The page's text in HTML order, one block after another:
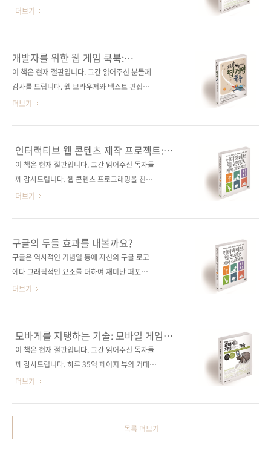
(188*245), 반양장(soft cover)정 가 30,000
원ISBN 978-89-94506-83-8 (93000)키워드
Node.js / HTML5 / CoffeeScript /
Backbone.js / Yahoo! UI분 야 프로..
스 브라우저의 문제 해결과 예쁜 디자인을 위해
우후죽순처럼 만들어지고 있는데, 선택을 도와
줄 가이드가 없는 실정입니다. 이 책은 수많은 자
바스크립트 라이브러리와 jQuery 플러그인들
있는 111가지의 라이브러리를 엄선하여 샘플 소
스와 함께 소개하고 있습니다. UI(사용자 인터페
등 총 5개의 주요 파트로 나눠져 있으며, 각 라이
브러리는 먼저 명료한 설명을 제공해준 후에 라
이브러리의 URL과 필요한 파일 등을 표 형식으
로 보여주고 있습니..
더보기
개발자를 위한 웹 게임 쿡북:
자바스크립트와 HTML5로 만드는 웹
게임의 모든 것
이 책은 현재 절판입니다. 그간 읽어주신 분들께
감사를 드립니다. 웹 브라우저와 텍스트 편집기
를 먼저 띄우세요. 그리고 이 책을 펼쳐서 따라하
세요! 출판사 제이펍 원출판사 Addison-
Wesley Professional 원서명 The Web
Game Developer's Cookbook: Using
Games(원서 ISBN: 9780321898388) 저자명
이반 버차드(Evan Burchard) 역자명 장현희 시
쪽 판형/제본 46배판변형(188*245), 반양장
(soft cover) 정 가 28,00..
더보기
인터랙티브 웹 콘텐츠 제작 프로젝트:
HTML5, CSS3, JavaScript로의 코드
여행
이 책은 현재 절판입니다. 그간 읽어주신 독자들
께 감사드립니다. 웹 콘텐츠 프로그래밍을 친절
하게 안내하는 코드 위주 실전 입문서! 출판사 제
(soft cover)정 가 25,000원ISBN 978-89-
94506-74-6 (93000)키워드 HTML5 / CSS3 /
JavaScript 분야 웹 프로그래밍 / HTML5 /
페 관련 포스트■ 2013/09/04 - [출간전 책소
식] - 구글의 두들 효과를 내볼까요? 관련 동영상
https://github.com/happpylee/book-
code-html5/a..
더보기
구글의 두들 효과를 내볼까요?
구글은 역사적인 기념일 등에 자신의 구글 로고
에다 그래픽적인 요소를 더하여 재미난 퍼포먼
스를 보여주고 있는데, 이를 두들(Doodle)이라
있습니다. 구글 두들 페이지:
http://www.google.com/doodles/finder
오늘 소개해드릴 [인터랙티브 웹 콘텐츠 제작 프
내용을 바탕으로 기획하고 집필되었습니다. 구
글 두들에는 다양한 기술들이 사용되고 있는데,
이 책에는 기술적 중복을 제거한 7개의 샘플에
핵심 기술을 담아 실제 프로젝트로 보여주고 있
더보기
모바게를 지탱하는 기술: 모바일 게임
플랫폼
이 책은 현재 절판입니다. 그간 읽어주신 독자들
께 감사드립니다. 하루 35억 페이지 뷰의 거대
시스템은 어떻게 개발 및 운용되고 있는가?
출판사 제이펍 원출판사 技術評論社 원서명
Mobageを支える技術(원서 ISBN
더보기
목록 더보기